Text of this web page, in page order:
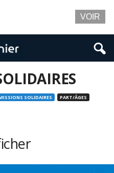
SOLIDAIRES PART/ÂGES
VOIR